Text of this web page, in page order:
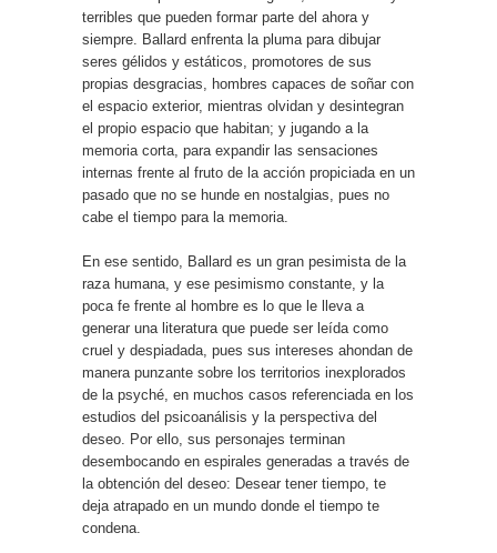
terribles que pueden formar parte del ahora y
siempre. Ballard enfrenta la pluma para dibujar
seres gélidos y estáticos, promotores de sus
propias desgracias, hombres capaces de soñar con
el espacio exterior, mientras olvidan y desintegran
el propio espacio que habitan; y jugando a la
memoria corta, para expandir las sensaciones
internas frente al fruto de la acción propiciada en un
pasado que no se hunde en nostalgias, pues no
cabe el tiempo para la memoria.
En ese sentido, Ballard es un gran pesimista de la
raza humana, y ese pesimismo constante, y la
poca fe frente al hombre es lo que le lleva a
generar una literatura que puede ser leída como
cruel y despiadada, pues sus intereses ahondan de
manera punzante sobre los territorios inexplorados
de la psyché, en muchos casos referenciada en los
estudios del psicoanálisis y la perspectiva del
deseo. Por ello, sus personajes terminan
desembocando en espirales generadas a través de
la obtención del deseo: Desear tener tiempo, te
deja atrapado en un mundo donde el tiempo te
condena.